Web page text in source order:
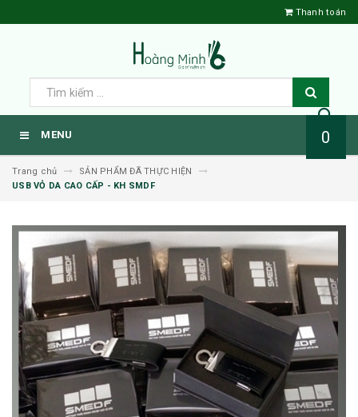
Thanh toán
MENU 0
Trang chủ
SẢN PHẨM ĐÃ THỰC HIỆN
USB VỎ DA CAO CẤP - KH SMDF